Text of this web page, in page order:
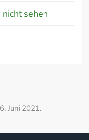
sehen
Juni 2021.